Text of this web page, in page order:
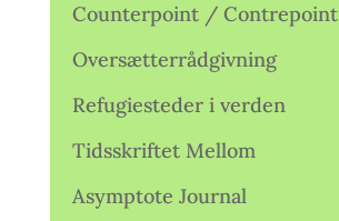
Counterpoint / Contrepoint
Oversætterrådgivning
Refugiesteder i verden
Tidsskriftet Mellom
Asymptote Journal